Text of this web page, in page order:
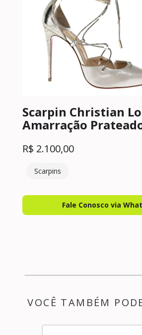
Scarpin Christian
Amarração
R$ 2.100,00
Scarpins
Fale Conosco via
VOCÊ TAMBÉM